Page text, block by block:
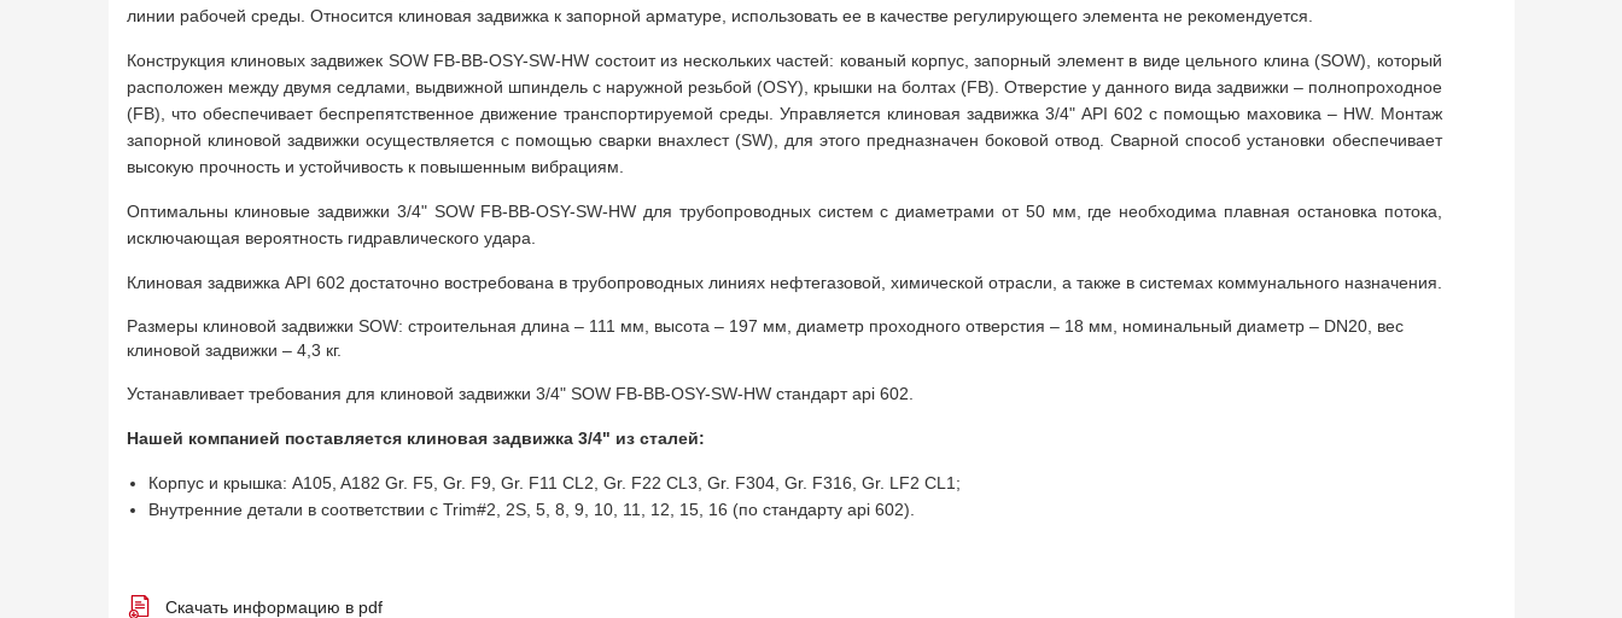
линии рабочей среды. Относится клиновая задвижка к запорной арматуре, использовать ее в качестве регулирующего элемента не рекомендуется.
Конструкция клиновых задвижек SOW FB-BB-OSY-SW-HW состоит из нескольких частей: кованый корпус, запорный элемент в виде цельного клина (SOW), который
расположен между двумя седлами, выдвижной шпиндель с наружной резьбой (OSY), крышки на болтах (FB). Отверстие у данного вида задвижки – полнопроходное
(FB), что обеспечивает беспрепятственное движение транспортируемой среды. Управляется клиновая задвижка 3/4" API 602 с помощью маховика – HW. Монтаж
запорной клиновой задвижки осуществляется с помощью сварки внахлест (SW), для этого предназначен боковой отвод. Сварной способ установки обеспечивает
высокую прочность и устойчивость к повышенным вибрациям.
Оптимальны клиновые задвижки 3/4" SOW FB-BB-OSY-SW-HW для трубопроводных систем с диаметрами от 50 мм, где необходима плавная остановка потока,
исключающая вероятность гидравлического удара.
Клиновая задвижка API 602 достаточно востребована в трубопроводных линиях нефтегазовой, химической отрасли, а также в системах коммунального назначения.
Размеры клиновой задвижки SOW: строительная длина – 111 мм, высота – 197 мм, диаметр проходного отверстия – 18 мм, номинальный диаметр – DN20, вес
клиновой задвижки – 4,3 кг.
Устанавливает требования для клиновой задвижки 3/4" SOW FB-BB-OSY-SW-HW стандарт api 602.
Нашей компанией поставляется клиновая задвижка 3/4" из сталей:
Корпус и крышка: A105, A182 Gr. F5, Gr. F9, Gr. F11 CL2, Gr. F22 CL3, Gr. F304, Gr. F316, Gr. LF2 CL1;
Внутренние детали в соответствии с Trim#2, 2S, 5, 8, 9, 10, 11, 12, 15, 16 (по стандарту api 602).
Скачать информацию в pdf